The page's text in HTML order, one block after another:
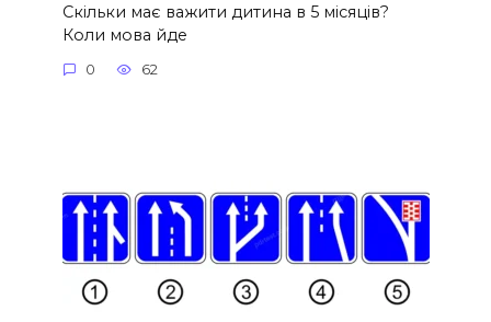
Скільки має важити дитина в 5 місяців?
Коли мова йде
0 62